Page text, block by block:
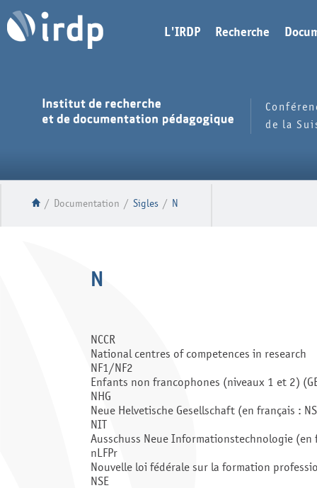
L'IRDP Recherche
de la
/ Documentation / Sigles / N
N
NCCR
National centres of competences in research
NF1/NF2
Enfants non francophones (niveaux 1 et 2)
NHG
Neue Helvetische Gesellschaft (en français :
NIT
Ausschuss Neue Informationstechnologie (en
nLFPr
Nouvelle loi fédérale sur la formation
NSE